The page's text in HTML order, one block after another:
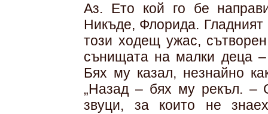
Аз. Ето кой го бе
Никъде, Флорида.
този ходещ ужас,
сънищата на малки деца
Бях му казал, незнайно
„Назад – бях му рекъл. –
звуци, за които не